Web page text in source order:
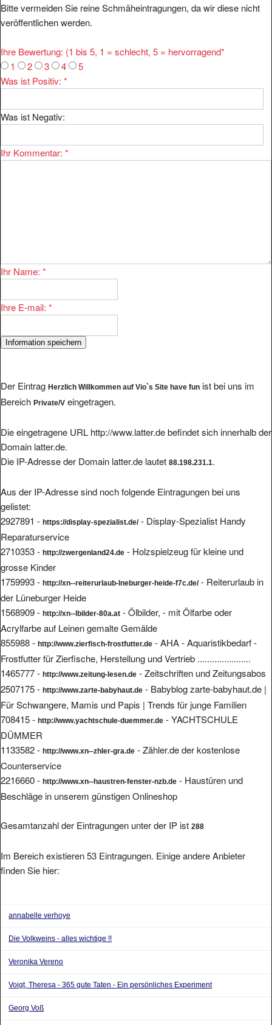
Bitte vermeiden Sie reine Schmäheintragungen, da wir diese nicht
veröffentlichen werden.
Ihre Bewertung: (1 bis 5, 1 = schlecht, 5 = hervorragend*
1
2 3 4
5
Was ist Positiv: *
Was ist Negativ:
Ihr Kommentar: *
Ihr Name: *
Ihre E-mail: *
Der Eintrag Herzlich Willkommen auf Vio`s Site have fun ist bei uns im
Bereich Private/V eingetragen.
Die eingetragene URL http://www.latter.de befindet sich innerhalb der
Domain latter.de.
Die IP-Adresse der Domain latter.de lautet 88.198.231.1.
Aus der IP-Adresse sind noch folgende Eintragungen bei uns
gelistet:
2927891 - https://display-spezialist.de/- Display-Spezialist Handy
Reparaturservice
2710353 - http://zwergenland24.de - Holzspielzeug für kleine und
grosse Kinder
1759993 - http://xn--reiterurlaub-lneburger-heide-f7c.de/- Reiterurlaub in
der Lüneburger Heide
1568909 - http://xn--lbilder-80a.at - Ölbilder, - mit Ölfarbe oder
Acrylfarbe auf Leinen gemalte Gemälde
855988 - http://www.zierfisch-frostfutter.de - AHA - Aquaristikbedarf -
Frostfutter für Zierfische, Herstellung und Vertrieb ......................
1465777 - http://www.zeitung-lesen.de - Zeitschriften und Zeitungsabos
2507175 - http://www.zarte-babyhaut.de - Babyblog zarte-babyhaut.de |
Für Schwangere, Mamis und Papis | Trends für junge Familien
708415 - http://www.yachtschule-duemmer.de - YACHTSCHULE
DÜMMER
1133582 - http://www.xn--zhler-gra.de - Zähler.de der kostenlose
Counterservice
2216660 - http://www.xn--haustren-fenster-nzb.de - Haustüren und
Beschläge in unserem günstigen Onlineshop
Gesamtanzahl der Eintragungen unter der IP ist 288
Im Bereich existieren 53 Eintragungen. Einige andere Anbieter
finden Sie hier:
annabelle verhoye
Die Volkweins - alles wichtige !!
Veronika Vereno
Voigt, Theresa - 365 gute Taten - Ein persönliches Experiment
Georg Voß